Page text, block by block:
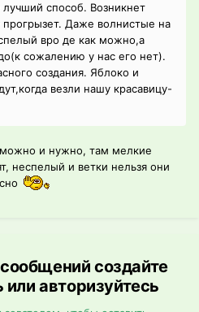
лучший способ. Возникнет
Даже волнистые на
вро де как можно,а
сожалению у нас его нет).
создания. Яблоко и
везли нашу красавицу-
и нужно, там мелкие
неспелый и ветки нельзя они
создайте
авторизуйтесь